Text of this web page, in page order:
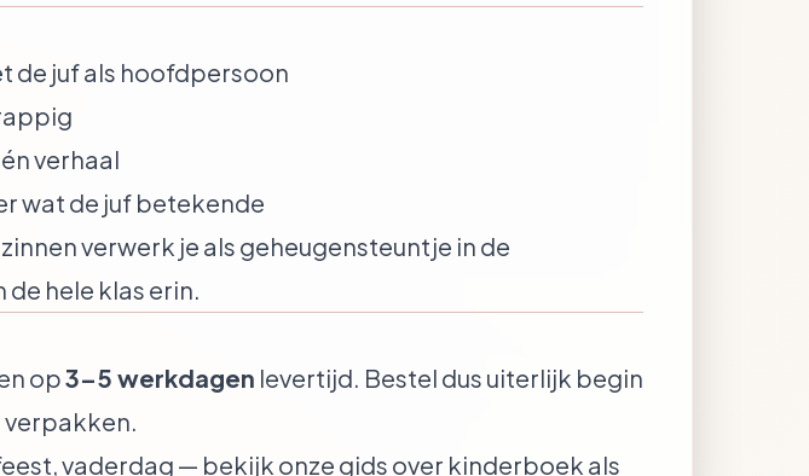
de juf als hoofdpersoon
verhaal
wat de juf betekende
verwerk je als geheugensteuntje in de
hele klas erin.
op3–5 werkdagen levertijd. Bestel dus uiterlijk begin
verpakken.
vaderdag — bekijk onze gids over kinderboek als